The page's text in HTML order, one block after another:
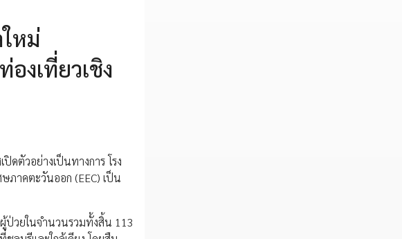
หม่
งเที่ยวเชิง
ดตัวอย่างเป็นทางการ โรง
ภาคตะวันออก (EEC) เป็น
ป่วยในจำนวนรวมทั้งสิ้น 113